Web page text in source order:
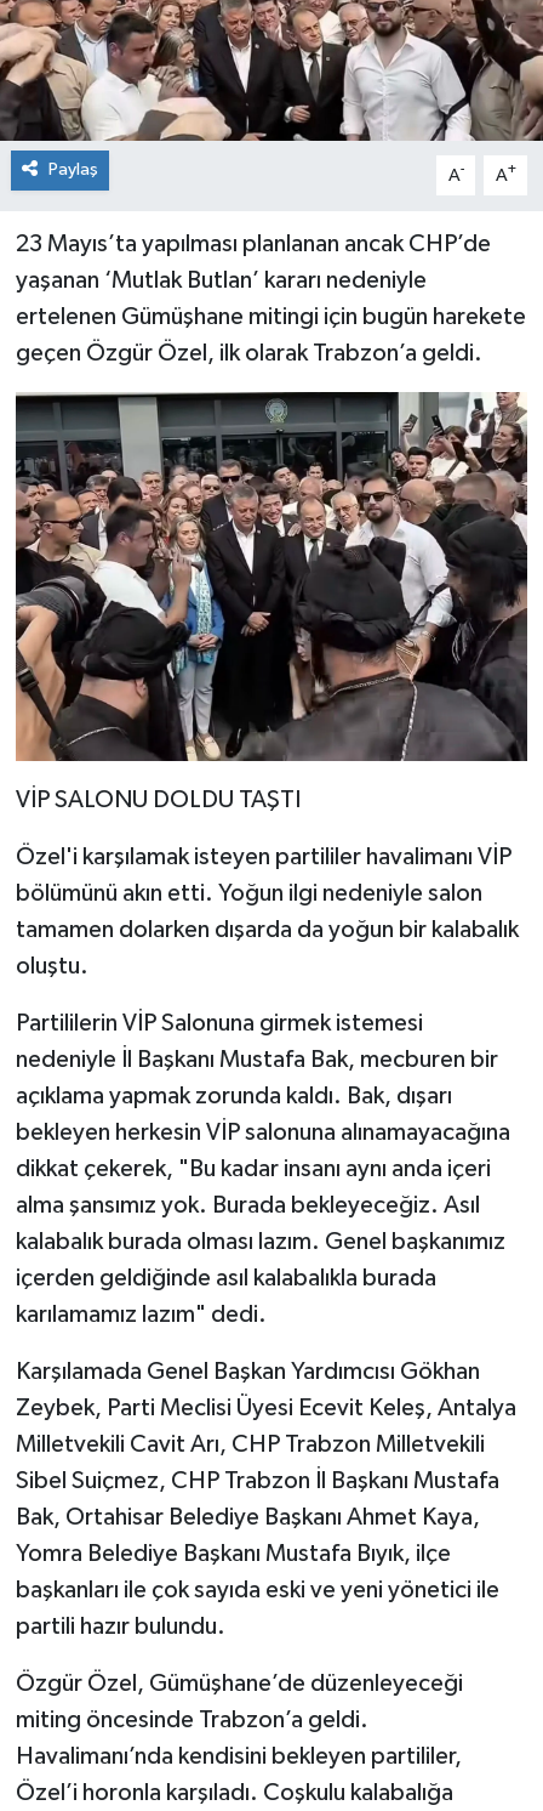
Paylaş A- A+
23 Mayıs’ta yapılması planlanan ancak CHP’de
yaşanan ‘Mutlak Butlan’ kararı nedeniyle
ertelenen Gümüşhane mitingi için bugün harekete
geçen Özgür Özel, ilk olarak Trabzon’a geldi.
VİP SALONU DOLDU TAŞTI
Özel'i karşılamak isteyen partililer havalimanı VİP
bölümünü akın etti. Yoğun ilgi nedeniyle salon
tamamen dolarken dışarda da yoğun bir kalabalık
oluştu.
Partililerin VİP Salonuna girmek istemesi
nedeniyle İl Başkanı Mustafa Bak, mecburen bir
açıklama yapmak zorunda kaldı. Bak, dışarı
bekleyen herkesin VİP salonuna alınamayacağına
dikkat çekerek, "Bu kadar insanı aynı anda içeri
alma şansımız yok. Burada bekleyeceğiz. Asıl
kalabalık burada olması lazım. Genel başkanımız
içerden geldiğinde asıl kalabalıkla burada
karılamamız lazım" dedi.
Karşılamada Genel Başkan Yardımcısı Gökhan
Zeybek, Parti Meclisi Üyesi Ecevit Keleş, Antalya
Milletvekili Cavit Arı, CHP Trabzon Milletvekili
Sibel Suiçmez, CHP Trabzon İl Başkanı Mustafa
Bak, Ortahisar Belediye Başkanı Ahmet Kaya,
Yomra Belediye Başkanı Mustafa Bıyık, ilçe
başkanları ile çok sayıda eski ve yeni yönetici ile
partili hazır bulundu.
Özgür Özel, Gümüşhane’de düzenleyeceği
miting öncesinde Trabzon’a geldi.
Havalimanı’nda kendisini bekleyen partililer,
Özel’i horonla karşıladı. Coşkulu kalabalığa